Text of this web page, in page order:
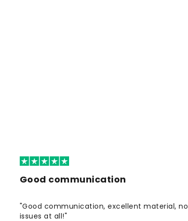
Good communication
"Good communication, excellent material, no
issues at all!"